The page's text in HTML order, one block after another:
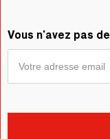
Vous n'avez pas